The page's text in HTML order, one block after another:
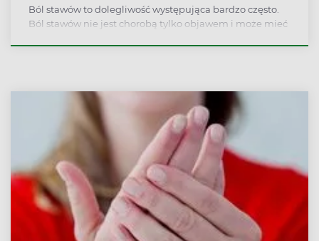
Ból stawów to dolegliwość występująca bardzo często.
Ból stawów nie jest chorobą tylko objawem i może mieć